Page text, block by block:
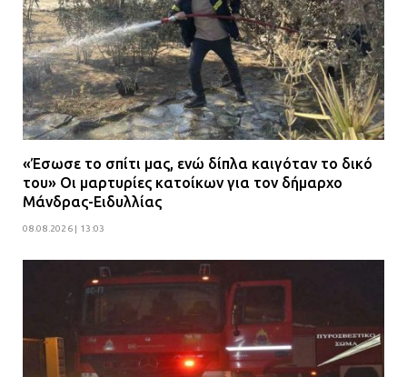
«Έσωσε το σπίτι μας, ενώ δίπλα καιγόταν το δικό
του» Οι μαρτυρίες κατοίκων για τον δήμαρχο
Μάνδρας-Ειδυλλίας
08.08.2026 | 13:03